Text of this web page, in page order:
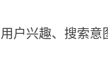
户兴趣、搜索意